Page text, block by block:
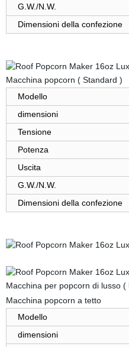
G.W./N.W.
Dimensioni della confezione
Macchina popcorn ( Standard )
Modello
dimensioni
Tensione
Potenza
Uscita
G.W./N.W.
Dimensioni della confezione
Macchina per popcorn di lusso
Macchina popcorn a tetto
Modello
dimensioni